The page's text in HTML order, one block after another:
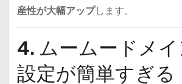
産性が大幅アップします。
4. ムームードメ
設定が簡単すぎる